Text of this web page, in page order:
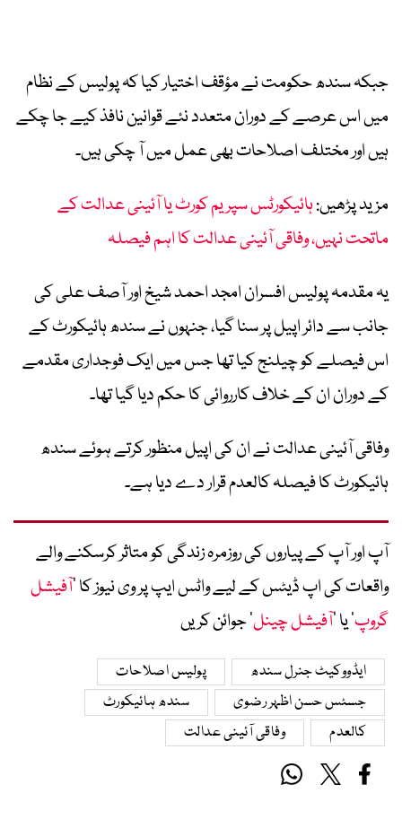
جبکہ سندھ حکومت نے مؤقف اختیار کیا کہ پولیس کے نظام
میں اس عرصے کے دوران متعدد نئے قوانین نافذ کیے جا چکے
ہیں اور مختلف اصلاحات بھی عمل میں آ چکی ہیں۔
مزید پڑھیں:ہائیکورٹس سپریم کورٹ یا آئینی عدالت کے
ماتحت نہیں، وفاقی آئینی عدالت کا اہم فیصلہ
یہ مقدمہ پولیس افسران امجد احمد شیخ اور آصف علی کی
جانب سے دائر اپیل پر سنا گیا، جنہوں نے سندھ ہائیکورٹ کے
اس فیصلے کو چیلنج کیا تھا جس میں ایک فوجداری مقدمے
کے دوران ان کے خلاف کارروائی کا حکم دیا گیا تھا۔
وفاقی آئینی عدالت نے ان کی اپیل منظور کرتے ہوئے سندھ
ہائیکورٹ کا فیصلہ کالعدم قرار دے دیا ہے۔
آپ اور آپ کے پیاروں کی روزمرہ زندگی کو متاثر کرسکنے والے
واقعات کی اپ ڈیٹس کے لیے واٹس ایپ پر وی نیوز کا ’آفیشل
گروپ‘ یا ’آفیشل چینل‘ جوائن کریں
ایڈووکیٹ جنرل سندھ
پولیس اصلاحات
جسٹس حسن اظہر رضوی
سندھ ہائیکورٹ
کالعدم
وفاقی آئینی عدالت